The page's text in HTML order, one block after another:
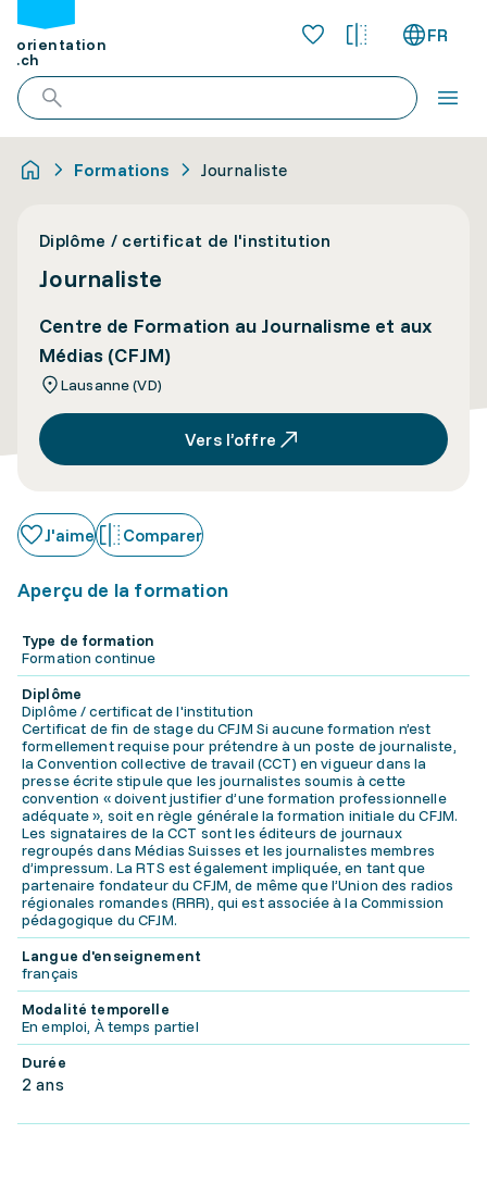
orientation
.ch
FR
Formations Journaliste
Diplôme / certificat de l'institution
Journaliste
Centre de Formation au Journalisme et aux
Médias (CFJM)
Lausanne (VD)
Vers l’offre
J'aime Comparer
Aperçu de la formation
Type de formation
Formation continue
Diplôme
Diplôme / certificat de l'institution
Certificat de fin de stage du CFJM Si aucune formation n’est
formellement requise pour prétendre à un poste de journaliste,
la Convention collective de travail (CCT) en vigueur dans la
presse écrite stipule que les journalistes soumis à cette
convention « doivent justifier d’une formation professionnelle
adéquate », soit en règle générale la formation initiale du CFJM.
Les signataires de la CCT sont les éditeurs de journaux
regroupés dans Médias Suisses et les journalistes membres
d’impressum. La RTS est également impliquée, en tant que
partenaire fondateur du CFJM, de même que l’Union des radios
régionales romandes (RRR), qui est associée à la Commission
pédagogique du CFJM.
Langue d'enseignement
français
Modalité temporelle
En emploi, À temps partiel
Durée
2 ans